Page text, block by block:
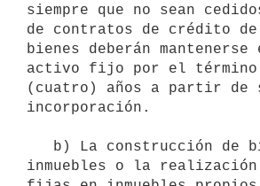
siempre que no sean
de contratos de crédito
bienes deberán mantenerse
activo fijo por el término
(cuatro) años a partir de
incorporación.
inmuebles o la realización